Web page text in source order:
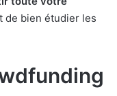
de bien étudier les